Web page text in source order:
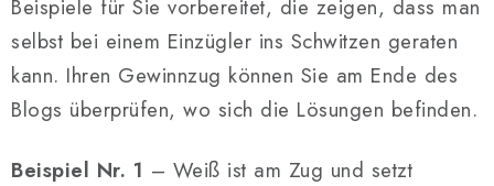
Kontakt FAQ Über uns
Schachblog
Geschäftsbedingungen
Beispiele für Sie vorbereitet, die zeigen, dass man
selbst bei einem Einzügler ins Schwitzen geraten
kann. Ihren Gewinnzug können Sie am Ende des
Blogs überprüfen, wo sich die Lösungen befinden.
Beispiel Nr. 1 – Weiß ist am Zug und setzt